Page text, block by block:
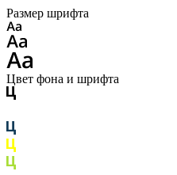
Размер шрифта
Цвет фона и шрифта